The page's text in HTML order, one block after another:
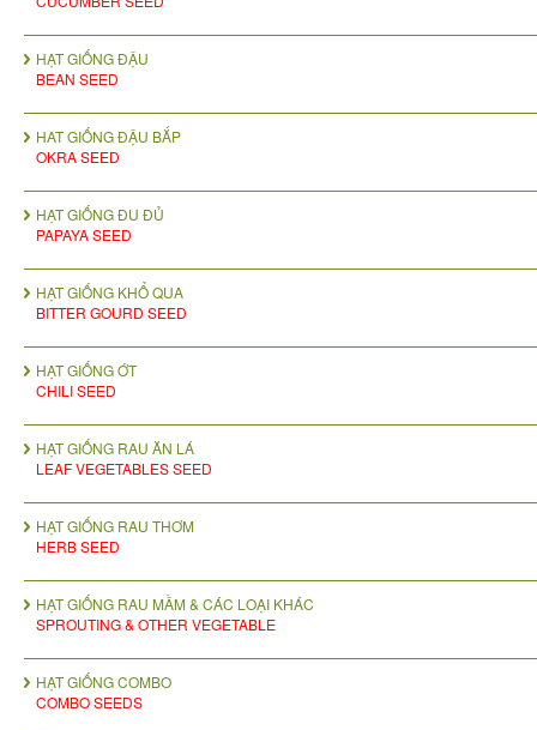
HẠT GIỐNG ĐẬU
BEAN SEED
HAT GIỐNG ĐẬU BẮP
OKRA SEED
HẠT GIỐNG ĐU ĐỦ
PAPAYA SEED
HẠT GIỐNG KHỔ QUA
BITTER GOURD SEED
HẠT GIỐNG ỚT
CHILI SEED
HẠT GIỐNG RAU ĂN LÁ
LEAF VEGETABLES SEED
HẠT GIỐNG RAU THƠM
HERB SEED
HẠT GIỐNG RAU MẦM & CÁC LOẠI KHÁC
SPROUTING & OTHER VEGETABLE
HẠT GIỐNG COMBO
COMBO SEEDS